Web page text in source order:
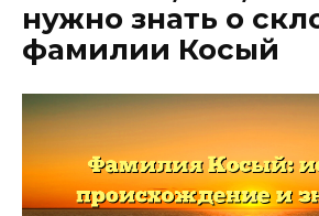
нужно знать о
фамилии Косый